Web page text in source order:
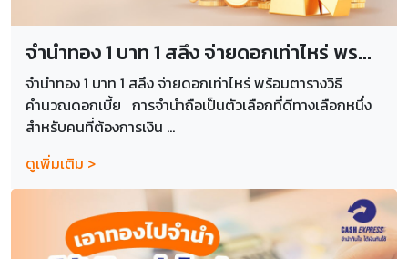
จำนำทอง 1 บาท 1 สลึง จ่ายดอกเท่าไหร่ พร...
จำนำทอง 1 บาท 1 สลึง จ่ายดอกเท่าไหร่ พร้อมตารางวิธี
คำนวณดอกเบี้ย การจำนำถือเป็นตัวเลือกที่ดีทางเลือกหนึ่ง
สำหรับคนที่ต้องการเงิน ...
ดูเพิ่มเติม >